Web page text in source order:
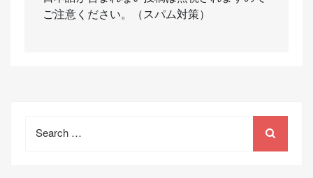
ご注意ください。（スパム対策）
for: